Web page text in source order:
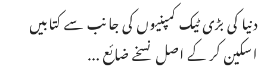
دنیا کی بڑی ٹیک کمپنیوں کی جانب سے کتابیں
اسکین کر کے اصل نسخے ضائع ...